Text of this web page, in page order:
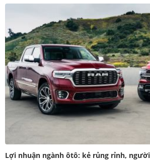
Lợi nhuận ngành ôtô: kẻ rủng rỉnh,